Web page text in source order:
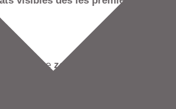
: c’est une zone étendue
souvent